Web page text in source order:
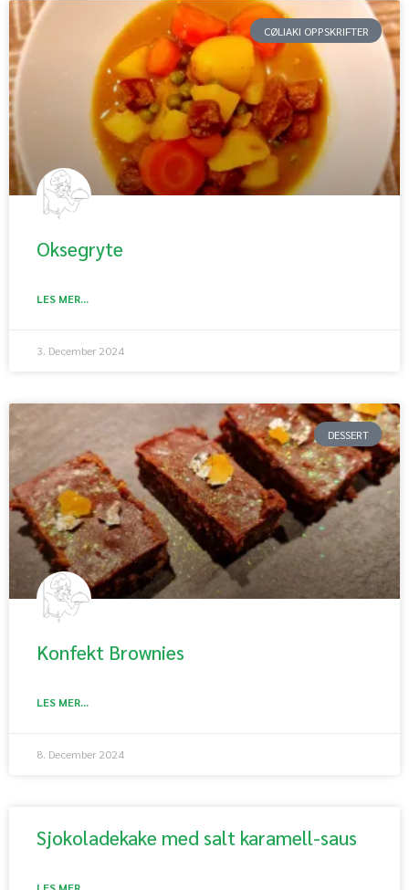
CØLIAKI OPPSKRIFTER
Oksegryte
LES MER...
3. December 2024
DESSERT
Konfekt Brownies
LES MER...
8. December 2024
Sjokoladekake med salt karamell-saus